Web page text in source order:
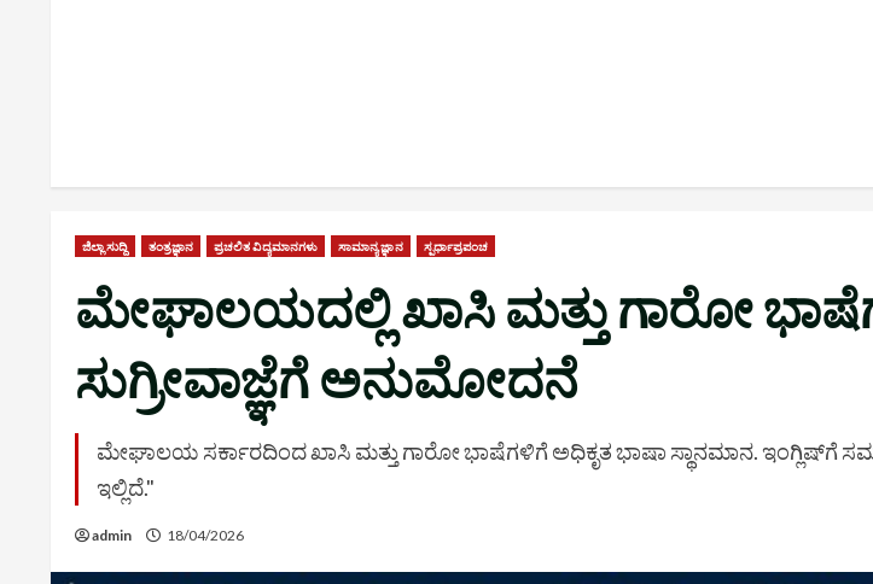
ಜಿಲ್ಲಾ ಸುದ್ದಿ ತಂತ್ರಜ್ಞಾನ ಪ್ರಚಲಿತ ವಿದ್ಯಮಾನಗಳು ಸಾಮಾನ್ಯ ಜ್ಞಾನ ಸ್ಪರ್ಧಾಪ್ರಪಂಚ
ಮೇಘಾಲಯದಲ್ಲಿ ಖಾಸಿ ಮತ್ತು ಗಾರೋ
ಸುಗ್ರೀವಾಜ್ಞೆಗೆ ಅನುಮೋದನೆ
ಮೇಘಾಲಯ ಸರ್ಕಾರದಿಂದ ಖಾಸಿ ಮತ್ತು ಗಾರೋ ಭಾಷೆಗಳಿಗೆ ಅಧಿಕೃತ ಭಾಷಾ ಸ್ಥಾನಮಾನ. ಇಂಗ್ಲಿಷ್‌ಗೆ
ಇಲ್ಲಿದೆ."
admin 18/04/2026